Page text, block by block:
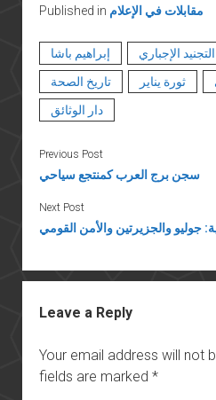
Published in مقابلات في الإعلام
إبراهيم باشا التجنيد الإجباري
تاريخ الصحة
ثورة يناير
دار الوثائق
Previous Post
سجن برج العرب كمنتجع سياحي
Next Post
جوليو والجزيرتين والأمن القومي
Leave a Reply
Your email address will not
fields are marked *